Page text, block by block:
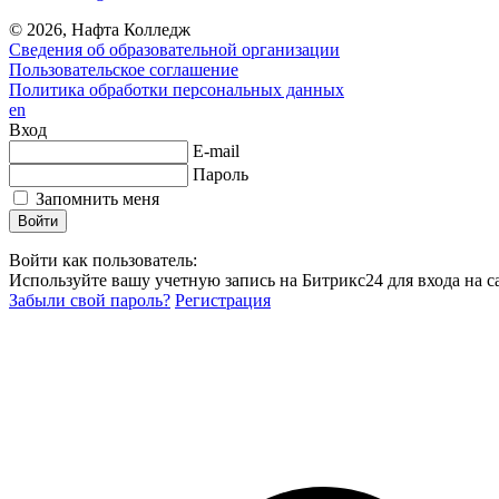
© 2026, Нафта Колледж
Сведения об образовательной организации
Пользовательское соглашение
Политика обработки персональных данных
en
Вход
E-mail
Пароль
Запомнить меня
Войти как пользователь:
Используйте вашу учетную запись на Битрикс24 для входа на
Забыли свой пароль? Регистрация